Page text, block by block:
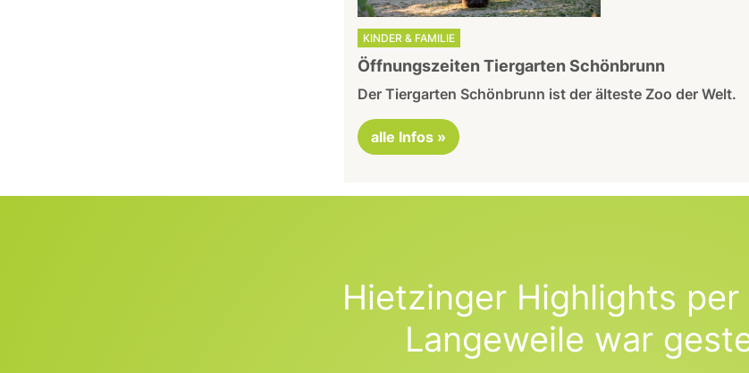
KINDER & FAMILIE
Öffnungszeiten Tiergarten Schönbrunn
Der Tiergarten Schönbrunn ist der älteste Zoo der Welt.
alle Infos »
Hietzinger Highlights per
Langeweile war